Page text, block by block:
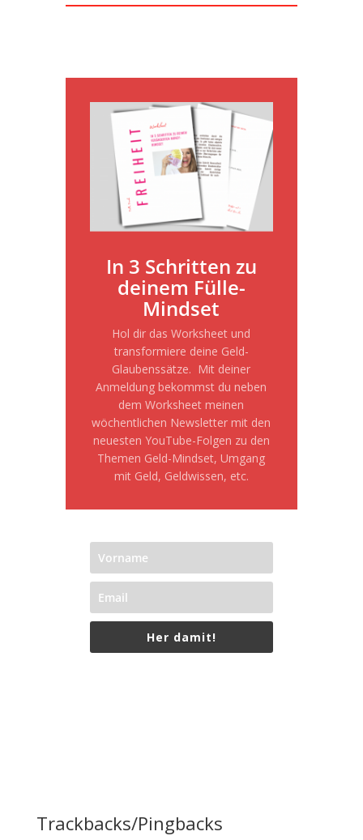
In 3 Schritten zu
deinem Fülle-
Mindset
Hol dir das Worksheet und
transformiere deine Geld-
Glaubenssätze. Mit deiner
Anmeldung bekommst du neben
dem Worksheet meinen
wöchentlichen Newsletter mit den
neuesten YouTube-Folgen zu den
Themen Geld-Mindset, Umgang
mit Geld, Geldwissen, etc.
Her damit!
Trackbacks/Pingbacks